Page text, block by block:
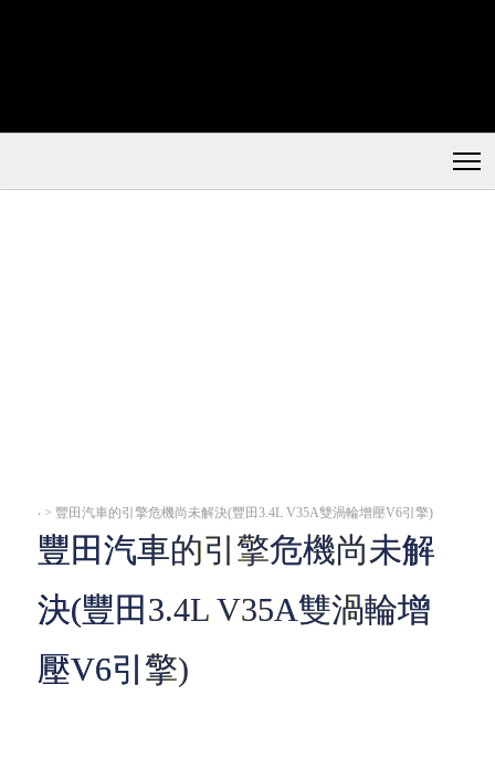
‧ > 豐田汽車的引擎危機尚未解決(豐田3.4L V35A雙渦輪增壓V6引擎)
豐田汽車的引擎危機尚未解
決(豐田3.4L V35A雙渦輪增
壓V6引擎)